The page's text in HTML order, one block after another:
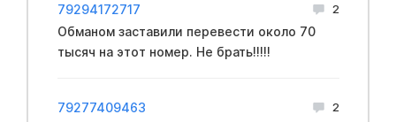
79294172717 2
Обманом заставили перевести около 70
тысяч на этот номер. Не брать!!!!!
79277409463 2